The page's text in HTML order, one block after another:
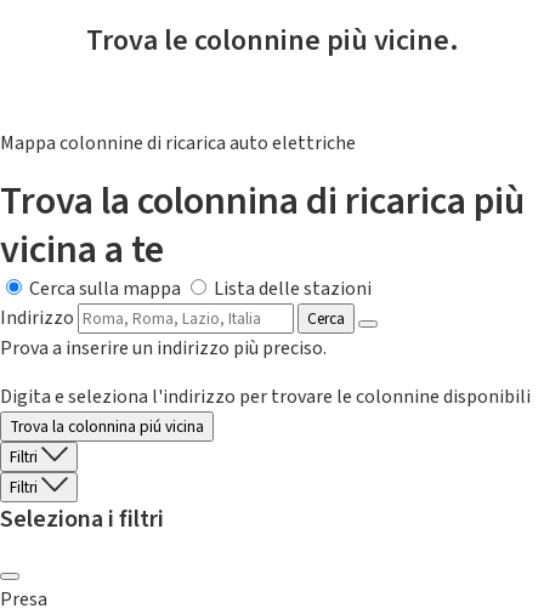
Trova le colonnine più vicine.
Mappa colonnine di ricarica auto elettriche
Trova la colonnina di ricarica più
vicina a te
Cerca sulla mappa
Lista delle stazioni
Indirizzo
Cerca
Prova a inserire un indirizzo più preciso.
Digita e seleziona l'indirizzo per trovare le colonnine disponibili
Trova la colonnina piú vicina
Filtri
Filtri
Seleziona i filtri
Presa